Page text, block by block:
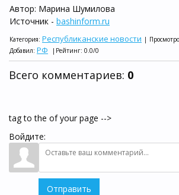
Автор: Марина Шумилова
Источник - bashinform.ru
Категория: Республиканские новости |
Добавил: РФ | Рейтинг: 0.0/0
Всего комментариев: 0
tag to the of your page -->
Войдите:
Отправить